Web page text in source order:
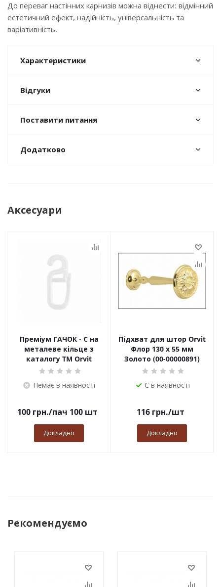
До переваг настінних карнизів можна віднести: відмінний
естетичний ефект, надійність, універсальність та
варіативність.
Характеристики
Відгуки
Поставити питання
Додатково
Аксесуари
Преміум ГАЧОК - С на
металеве кільце з
каталогу TM Orvit
Немає в наявності
100грн./пач 100 шт
Докладно
Підхват для штор Orvit
Флор 130 х 55 мм
Золото (00-00000891)
Є в наявності
116грн./шт
Докладно
Рекомендуємо